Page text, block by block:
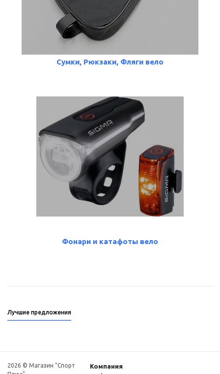
Сумки, Рюкзаки, Фляги вело
Фонари и катафоты вело
Лучшие предложения
2026 © Магазин "Спорт
Компания